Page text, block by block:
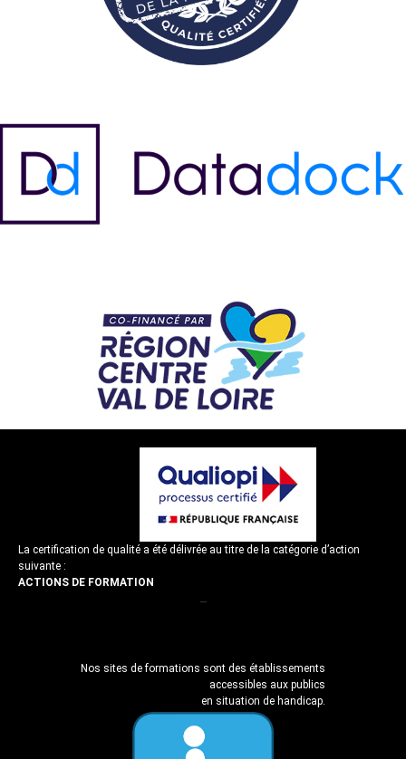
La certification de qualité a été délivrée au titre de la catégorie d’action
suivante :
ACTIONS DE FORMATION
–
Nos sites de formations sont des établissements
accessibles aux publics
en situation de handicap.